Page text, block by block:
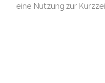
eine Nutzung zur